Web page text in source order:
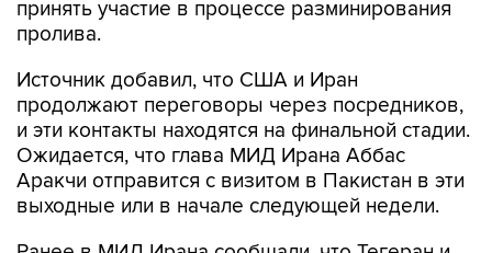
принять участие в процессе разминирования
пролива.
Источник добавил, что США и Иран
продолжают переговоры через посредников,
и эти контакты находятся на финальной стадии.
Ожидается, что глава МИД Ирана Аббас
Аракчи отправится с визитом в Пакистан в эти
выходные или в начале следующей недели.